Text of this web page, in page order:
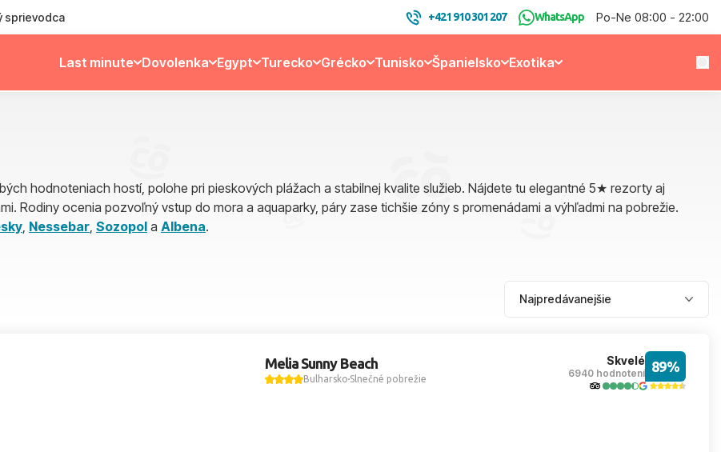
sprievodca +421 910 301 207 WhatsApp Po-Ne 08:00 - 22:00
Last minute Dovolenka Egypt Turecko Grécko Tunisko Španielsko Exotika
hodnoteniach hostí, polohe pri pieskových plážach a stabilnej kvalite služieb. Nájdete tu elegantné 5★ rezorty aj
Rodiny ocenia pozvoľný vstup do mora a aquaparky, páry zase tichšie zóny s promenádami a výhľadmi na pobrežie.
, Nessebar, Sozopol a Albena.
Melia Sunny Beach
BulharskoSlnečné pobrežie
Skvelé
6940 hodnotení 89%